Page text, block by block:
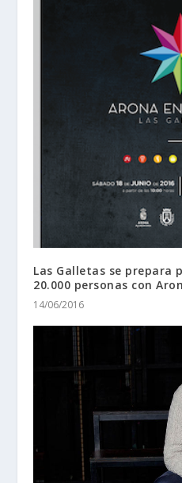
Las Galletas se prepara
20.000 personas con
14/06/2016